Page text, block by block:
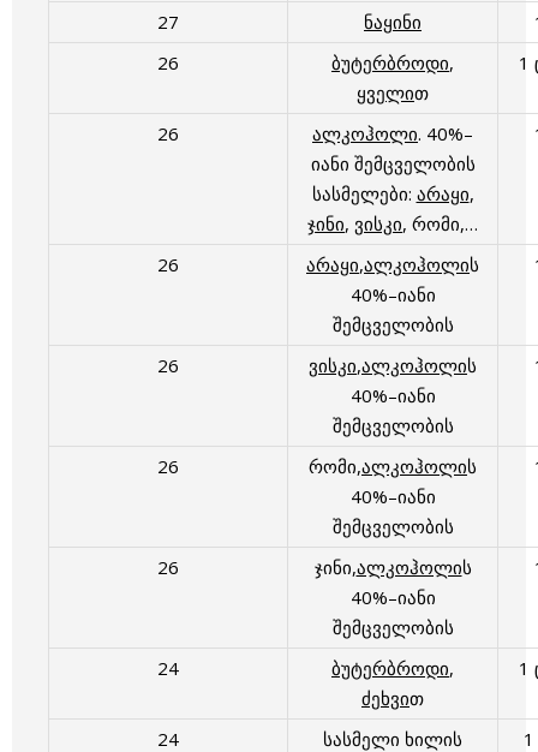
27
ნაყინი
26
ბუტერბროდი,
ყველით
1
26 ალკოჰოლი. 40%–
იანი შემცველობის
სასმელები: არაყი,
ჯინი, ვისკი, რომი,…
26 არაყი,ალკოჰოლის
40%–იანი
შემცველობის
26 ვისკი,ალკოჰოლის
40%–იანი
შემცველობის
26 რომი,ალკოჰოლის
40%–იანი
შემცველობის
26 ჯინი,ალკოჰოლის
40%–იანი
შემცველობის
24 ბუტერბროდი,
ძეხვით
1
24
სასმელი ხილის